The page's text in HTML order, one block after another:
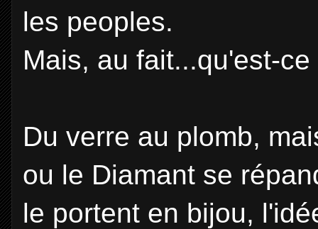
les peoples.
Mais, au fait...qu'est-
Du verre au plomb,
ou le Diamant se
le portent en bijou,